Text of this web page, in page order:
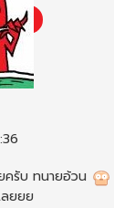
ครับ ทนายอ้วน
ลยยย